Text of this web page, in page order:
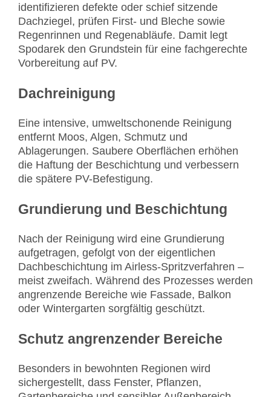
identifizieren defekte oder schief sitzende
Dachziegel, prüfen First- und Bleche sowie
Regenrinnen und Regenabläufe. Damit legt
Spodarek den Grundstein für eine fachgerechte
Vorbereitung auf PV.
Dachreinigung
Eine intensive, umweltschonende Reinigung
entfernt Moos, Algen, Schmutz und
Ablagerungen. Saubere Oberflächen erhöhen
die Haftung der Beschichtung und verbessern
die spätere PV-Befestigung.
Grundierung und Beschichtung
Nach der Reinigung wird eine Grundierung
aufgetragen, gefolgt von der eigentlichen
Dachbeschichtung im Airless-Spritzverfahren –
meist zweifach. Während des Prozesses werden
angrenzende Bereiche wie Fassade, Balkon
oder Wintergarten sorgfältig geschützt.
Schutz angrenzender Bereiche
Besonders in bewohnten Regionen wird
sichergestellt, dass Fenster, Pflanzen,